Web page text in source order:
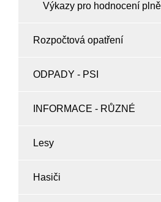
Výkazy pro hodnocení
Rozpočtová opatření
ODPADY - PSI
INFORMACE - RŮZNÉ
Lesy
Hasiči